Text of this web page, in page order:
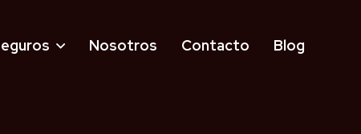
Nosotros Contacto Blog